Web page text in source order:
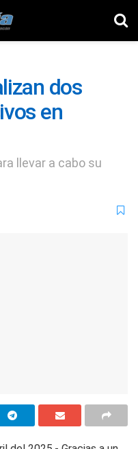
dos
en
llevar a cabo su